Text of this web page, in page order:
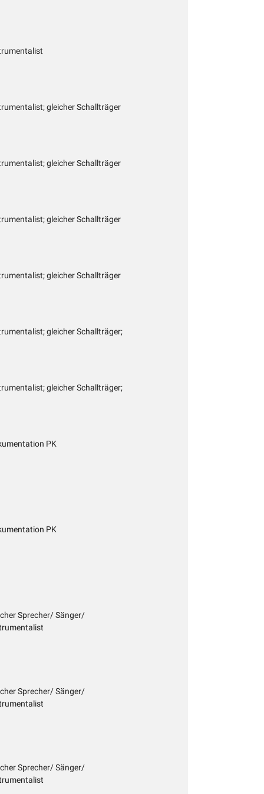
gleicher Schallträger
gleicher Schallträger
gleicher Schallträger
gleicher Schallträger
gleicher Schallträger;
gleicher Schallträger;
PK
PK
Sprecher/ Sänger/
Sprecher/ Sänger/
Sprecher/ Sänger/